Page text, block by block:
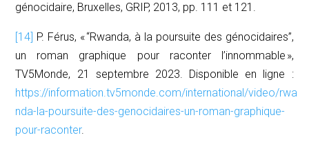
génocidaire, Bruxelles, GRIP, 2013, pp. 111 et 121.
[14] P. Férus, « “Rwanda, à la poursuite des génocidaires”,
un roman graphique pour raconter l’innommable »,
TV5Monde, 21 septembre 2023. Disponible en ligne :
https://information.tv5monde.com/international/video/rwa
nda-la-poursuite-des-genocidaires-un-roman-graphique-
pour-raconter.